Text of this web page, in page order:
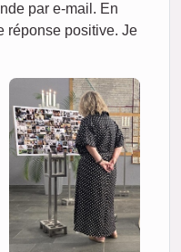
par e-mail. En
réponse positive. Je